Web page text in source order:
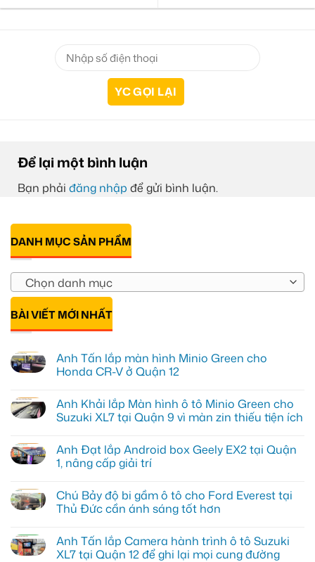
Để lại một bình luận
Bạn phải đăng nhập để gửi bình luận.
DANH MỤC SẢN PHẨM
Chọn danh mục
BÀI VIẾT MỚI NHẤT
Anh Tấn lắp màn hình Minio Green cho
Honda CR-V ở Quận 12
bình
luận
ở
lắp
màn
hình
cho
Honda
CR-
Quận
12
Anh Khải lắp Màn hình ô tô Minio Green cho
Suzuki XL7 tại Quận 9 vì màn zin thiếu tiện ích
bình
luận
ở
lắp
Màn
hình
Minio
Green
cho
Anh Đạt lắp Android box Geely EX2 tại Quận
1, nâng cấp giải trí
bình
luận
ở
lắp
Android
box
Chú Bảy độ bi gầm ô tô cho Ford Everest tại
Thủ Đức cần ánh sáng tốt hơn
bình
luận
ở
Anh Tấn lắp Camera hành trình ô tô Suzuki
XL7 tại Quận 12 để ghi lại mọi cung đường